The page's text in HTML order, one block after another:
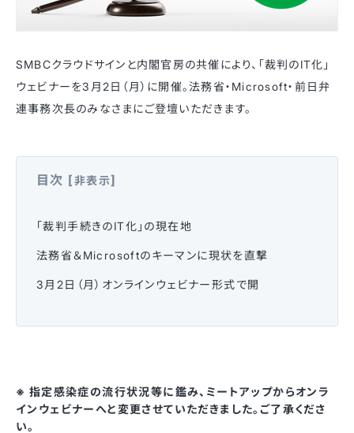
SMBCクラウドサインと内閣官房の共催により、「裁判のIT化」
ウェビナーを3月2日（月）に開催。法務省・Microsoft・前日弁
連事務次長のみなさまにご登壇いただきます。
目次 [非表示]
「裁判手続きのIT化」の現在地
法務省＆Microsoftのキーマンに現状を直撃
3月2日（月）オンラインウェビナー形式で開
※ 指定感染症の流行状況等に鑑み、ミートアップからオンラ
インウェビナーへと変更させていただきました。ご了承くださ
い。